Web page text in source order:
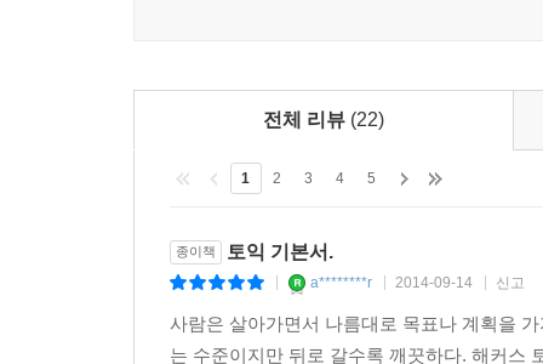
07 독해 필수 구문 집중 공략
토익 필수 구문을 집중 학습하여 독해 및 문제풀
실전 문제 풀이로 마무리하는 단계별 학습법을 제
08 풍부한 양의 실전 문제 수록
문법·어휘·독해 영역별로 실전 문제를 풍부하
하는 동시에 성적도 향상시킬 수 있다.
전체 리뷰 (22)
1 2 3 4 5
종이책 토익 기본서.
a********r 2014-09-14 신고
사람은 살아가면서 나름대로 목표나 계획을
는 수준이지만 뒤로 갈수록 깨끗하다. 해커스